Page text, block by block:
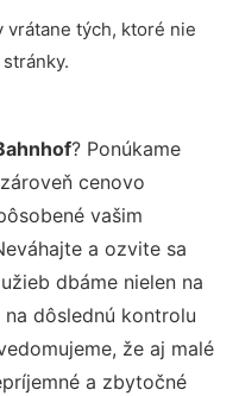
vrátane tých, ktoré nie
? Ponúkame
cenovo
vašim
a ozvite sa
dbáme nielen na
dôslednú kontrolu
že aj malé
a zbytočné